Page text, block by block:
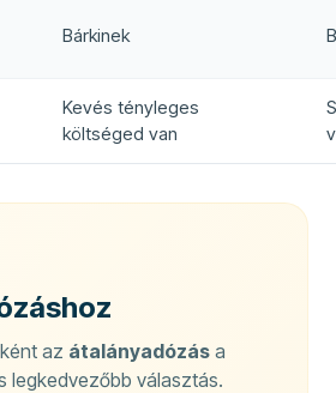
Bárkinek
Kevés tényleges
költséged van
az átalányadózás a
legkedvezőbb választás.